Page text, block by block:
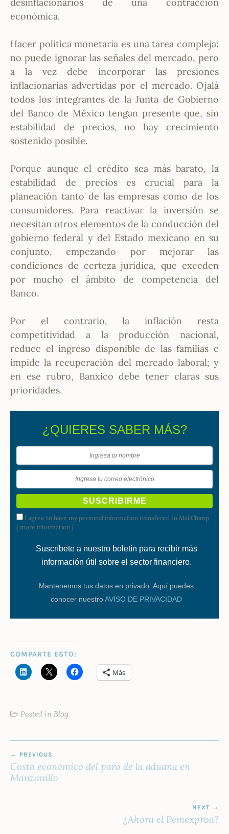
desinflacionarios de una contracción
económica.
Hacer política monetaria es una tarea compleja:
no puede ignorar las señales del mercado, pero
a la vez debe incorporar las presiones
inflacionarias advertidas por el mercado. Ojalá
todos los integrantes de la Junta de Gobierno
del Banco de México tengan presente que, sin
estabilidad de precios, no hay crecimiento
sostenido posible.
Porque aunque el crédito sea más barato, la
estabilidad de precios es crucial para la
planeación tanto de las empresas como de los
consumidores. Para reactivar la inversión se
necesitan otros elementos de la conducción del
gobierno federal y del Estado mexicano en su
conjunto, empezando por mejorar las
condiciones de certeza jurídica, que exceden
por mucho el ámbito de competencia del
Banco.
Por el contrario, la inflación resta
competitividad a la producción nacional,
reduce el ingreso disponible de las familias e
impide la recuperación del mercado laboral; y
en ese rubro, Banxico debe tener claras sus
prioridades.
¿QUIERES SABER MÁS?
I agree to have my personal information transfered to MailChimp
(more information )
Suscríbete a nuestro boletín para recibir más
información útil sobre el sector financiero.
Mantenemos tus datos en privado. Aquí puedes
conocer nuestroAVISO DE PRIVACIDAD
COMPARTE ESTO:
Más
Posted in Blog
DE
ENTRADAS
PREVIOUS
Costo económico del paro de la aduana en
Manzanillo
NEXT
¿Ahora el Pemexproa?